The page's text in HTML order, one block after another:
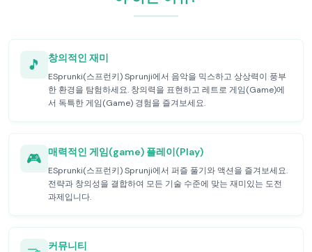
🎵 창의적인 재미
ESprunki(스프런키) Sprunji에서 음악을 믹스하고 상상력이 풍부
한 환경을 탐험하세요. 창의력을 표현하고 레트로 게임(Game)에
서 독특한 게임(Game) 경험을 즐겨보세요.
🎮 매력적인 게임(game) 플레이(Play)
ESprunki(스프런키) Sprunji에서 퍼즐 풀기와 액션을 즐겨보세요.
전략과 창의성을 결합하여 모든 기술 수준에 맞는 재미있는 도전
과제입니다.
커뮤니티